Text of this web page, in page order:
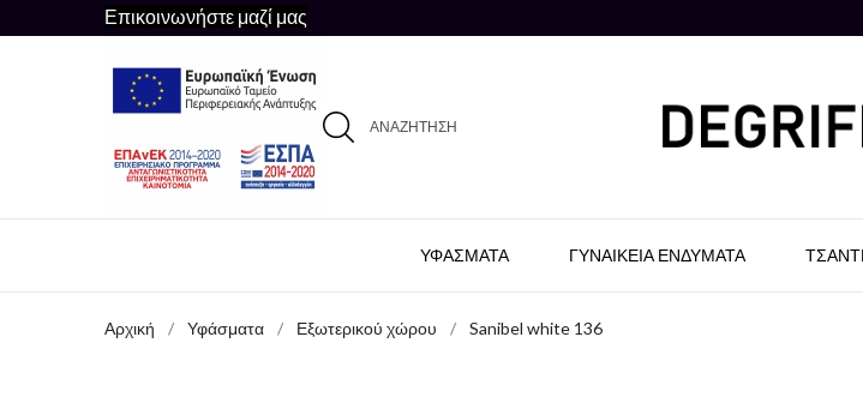
Επικοινωνήστε μαζί μας
ΑΝΑΖΉΤΗΣΗ
ΥΦΆΣΜΑΤΑ ΓΥΝΑΙΚΕΊΑ ΕΝΔΎΜΑΤΑ
Αρχική Υφάσματα Εξωτερικού χώρου Sanibel white 136